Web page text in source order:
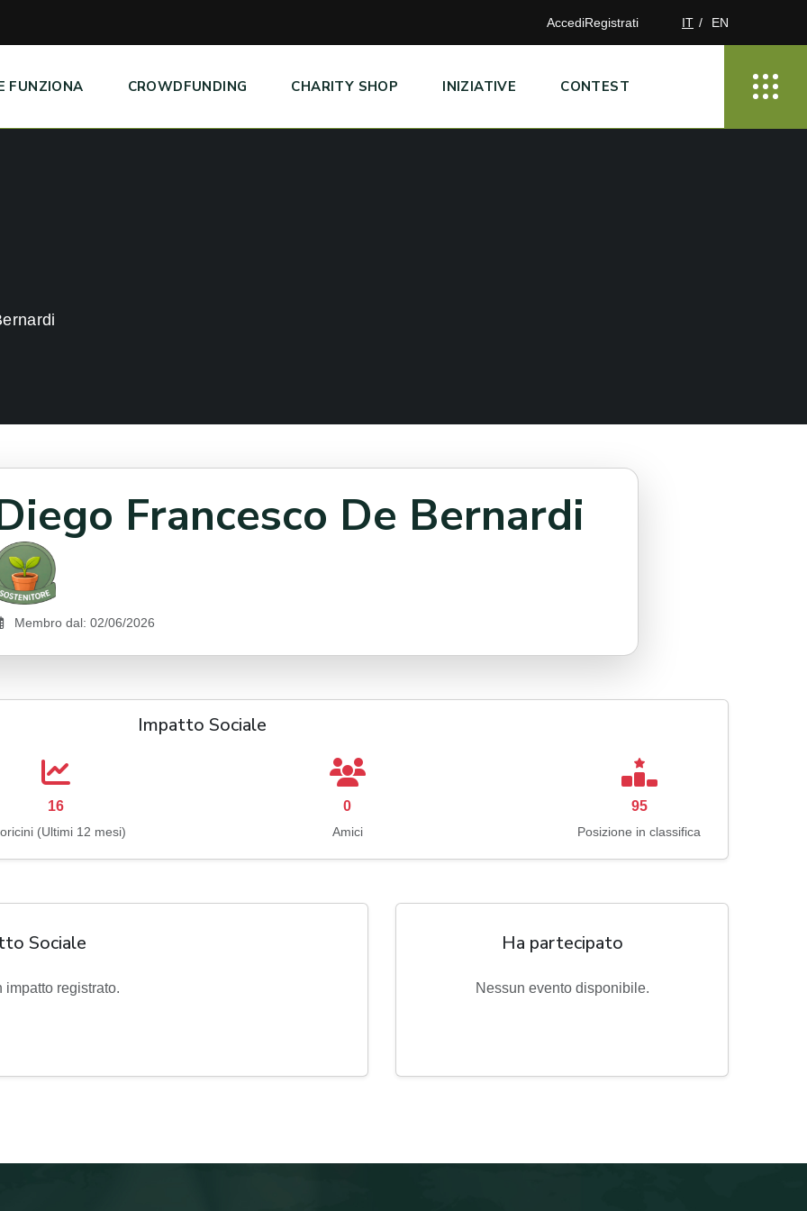
AccediRegistrati IT EN
FUNZIONA CROWDFUNDING CHARITY SHOP INIZIATIVE CONTEST
Francesco De Bernardi
Membro dal: 02/06/2026
Impatto Sociale
16
(Ultimi 12 mesi)
0
Amici
95
Posizione in classifica
Sociale
impatto registrato.
Ha partecipato
Nessun evento disponibile.